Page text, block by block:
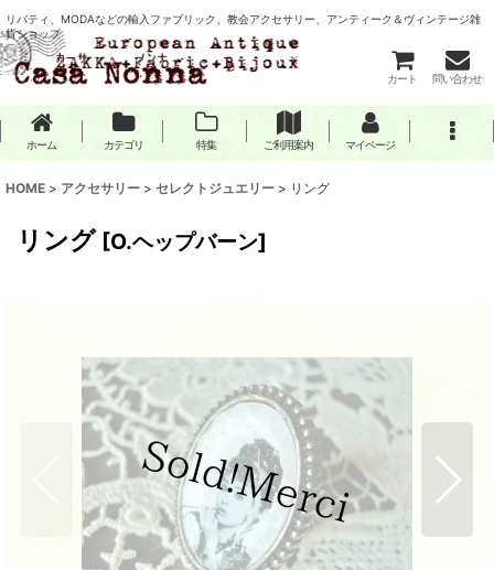
リバティ、MODAなどの輸入ファブリック、教会アクセサリー、アンティーク＆ヴィンテージ雑
貨ショップ
カート 問い合わせ
ホーム カテゴリ 特集 ご利用案内 マイページ
HOME > アクセサリー > セレクトジュエリー > リング
リング [O.ヘップバーン]